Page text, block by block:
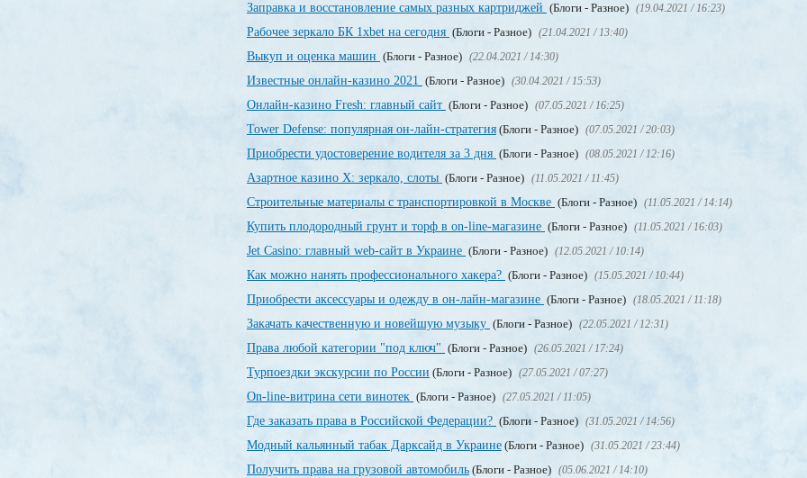
Заправка и восстановление самых разных картриджей (Блоги - Разное) (19.04.2021 / 16:23)
Рабочее зеркало БК 1xbet на сегодня (Блоги - Разное) (21.04.2021 / 13:40)
Выкуп и оценка машин (Блоги - Разное) (22.04.2021 / 14:30)
Известные онлайн-казино 2021 (Блоги - Разное) (30.04.2021 / 15:53)
Онлайн-казино Fresh: главный сайт (Блоги - Разное) (07.05.2021 / 16:25)
Tower Defense: популярная он-лайн-стратегия (Блоги - Разное) (07.05.2021 / 20:03)
Приобрести удостоверение водителя за 3 дня (Блоги - Разное) (08.05.2021 / 12:16)
Азартное казино X: зеркало, слоты (Блоги - Разное) (11.05.2021 / 11:45)
Строительные материалы с транспортировкой в Москве (Блоги - Разное) (11.05.2021 / 14:14)
Купить плодородный грунт и торф в on-line-магазине (Блоги - Разное) (11.05.2021 / 16:03)
Jet Сasino: главный web-сайт в Украине (Блоги - Разное) (12.05.2021 / 10:14)
Как можно нанять профессионального хакера? (Блоги - Разное) (15.05.2021 / 10:44)
Приобрести аксессуары и одежду в он-лайн-магазине (Блоги - Разное) (18.05.2021 / 11:18)
Закачать качественную и новейшую музыку (Блоги - Разное) (22.05.2021 / 12:31)
Права любой категории "под ключ" (Блоги - Разное) (26.05.2021 / 17:24)
Турпоездки экскурсии по России (Блоги - Разное) (27.05.2021 / 07:27)
On-line-витрина сети винотек (Блоги - Разное) (27.05.2021 / 11:05)
Где заказать права в Российской Федерации? (Блоги - Разное) (31.05.2021 / 14:56)
Модный кальянный табак Дарксайд в Украине (Блоги - Разное) (31.05.2021 / 23:44)
Получить права на грузовой автомобиль (Блоги - Разное) (05.06.2021 / 14:10)